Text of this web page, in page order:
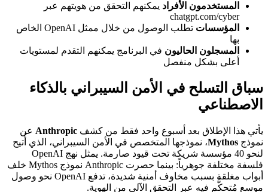
المستخدمون الأفراد يمكنهم التحقق من هويتهم عبر
chatgpt.com/cyber
المؤسسات
تطلب الوصول من خلال ممثل OpenAI الخاص
بها
المسجلون الحاليونفي البرنامج يمكنهم التقدم لمستويات
أعلى بشكل منفصل
سباق التسلح في الأمن السيبراني بالذكاء
الاصطناعي
يأتي هذا الإطلاق بعد أسبوع واحد فقط من كشف Anthropicعن
نموذجMythos، نموذجها المتخصص في الأمن السيبراني، الذي أُتيح
لنحو 40 مؤسسة شريكة تحت قيود صارمة. يمثل نهج OpenAI
فلسفة مختلفة جوهرياً: بينما حصرت Anthropic نموذج Mythos خلف
أبواب مغلقة بسبب مخاوف أمنية شديدة، تدفع OpenAI نحو وصول
موسع مُتحكَّم فيه عبر التحقق الآلي من الهوية.